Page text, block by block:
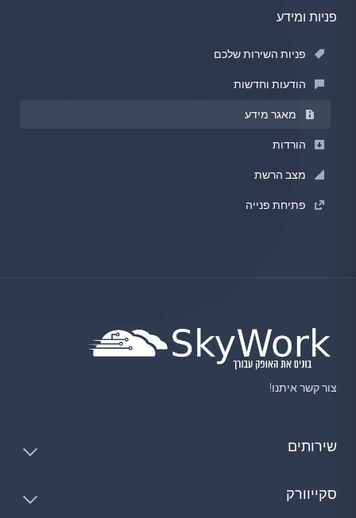
פניות ומידע
פניות השירות שלכם
הודעות וחדשות
מאגר מידע
הורדות
מצב הרשת
פתיחת פנייה
צור קשר איתנו!
שירותים
סקייוורק